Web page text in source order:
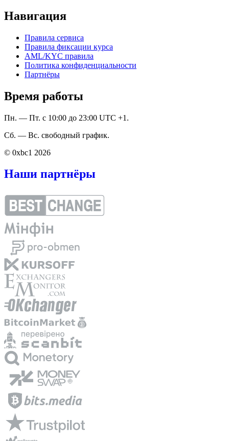
Навигация
Правила сервиса
Правила фиксации курса
AML/KYC правила
Политика конфиденциальности
Партнёры
Время работы
Пн. — Пт. с 10:00 до 23:00 UTC +1.
Сб. — Вс. свободный график.
© 0xbc1 2026
Наши партнёры